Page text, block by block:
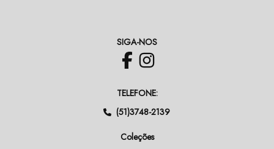
SIGA-NOS
TELEFONE:
(51)3748-2139
Coleções